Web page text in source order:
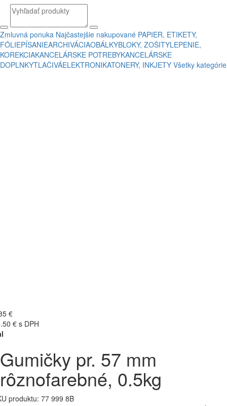
Zmluvná ponuka Najčastejšie nakupované PAPIER, ETIKETY,
FÓLIEPÍSANIEARCHIVÁCIAOBÁLKYBLOKY, ZOŠITYLEPENIE,
KOREKCIAKANCELÁRSKE POTREBYKANCELÁRSKE
DOPLNKYTLAČIVÁELEKTRONIKATONERY, INKJETY Všetky kategórie
€
€ s DPH
Gumičky pr. 57 mm
rôznofarebné, 0.5kg
produktu: 77 999 8B